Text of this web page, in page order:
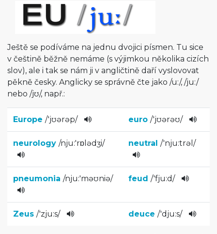
Ještě se podíváme na jednu dvojici písmen. Tu sice
v češtině běžně nemáme (s výjimkou několika cizích
slov), ale i tak se nám ji v angličtině daří vyslovovat
pěkně česky. Anglicky se správně čte jako /u:/, /ju:/
nebo /jʊ/, např.:
Europe /'jʊərəp/ euro /'jʊərəʊ/
neurology /nju:'rɒlə­dʒi/ neutral /'nju:tr­əl /
pneumonia /nju:'məʊni­ə/ feud /'fju:d/
Zeus /'zju:s/ deuce /'dju:s/